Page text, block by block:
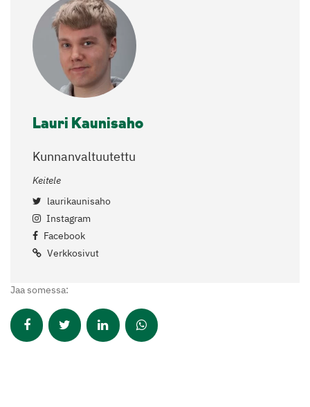
Lauri Kaunisaho
Kunnanvaltuutettu
Keitele
laurikaunisaho
Instagram
Facebook
Verkkosivut
Jaa somessa: